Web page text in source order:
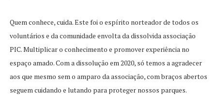
Quem conhece, cuida. Este foi o espírito norteador de todos os
voluntários e da comunidade envolta da dissolvida associação
PIC. Multiplicar o conhecimento e promover experiência no
espaço amado. Com a dissolução em 2020, só temos a agradecer
aos que mesmo sem o amparo da associação, com braços abertos
seguem cuidando e lutando para proteger nossos parques.